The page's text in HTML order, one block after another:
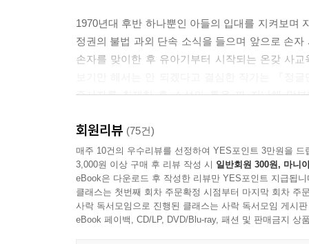
1970년대 후반 하나뿐인 아들의 입대를 지켜보며
정권의 불법 과외 단속 소식을 들으며 앞으로 손
손자를 맞이한 후 유아기부터 시작되는 온갖 사
종사자를 취재한 후 소설의 틀을 짜 지난해 말
더 이상 간과해서는 안 될 무한 경쟁의 각축장
이 소설은 전국 680만 초·중·고생들이 자신의
현재를 진단하고 우리 모두 함께 그려야 할 대한
조화를 꿈꾸는 이때, 보다 많은 돈과 좀 더 높은
회원리뷰 (75건)
매주 10건의 우수리뷰를 선정하여 YES포인트 3만원을 드
3,000원 이상 구매 후 리뷰 작성 시 일반회원 300원, 마니
eBook은 다운로드 후 작성한 리뷰만 YES포인트 지급됩니
클래스는 첫번째 회차 주문확정 시점부터 마지막 회차 주
사락 독서모임으로 진행된 클래스는 사락 독서모임 게시
eBook 페이백, CD/LP, DVD/Blu-ray, 패션 및 판매금지 상